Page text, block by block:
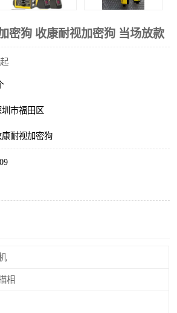
密狗 收康耐视加密狗 当场放款
市福田区
耐视加密狗
相